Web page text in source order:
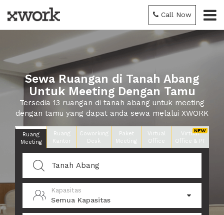
Call Now
Sewa Ruangan di Tanah Abang
Untuk Meeting Dengan Tamu
Tersedia 13 ruangan di tanah abang untuk meeting
dengan tamu yang dapat anda sewa melalui XWORK
Ruang
Meeting
Ruang
Kantor
Coworking
Desk
Paket
Meeting
Virtual
Office
Virtual
Office & PT
Kapasitas
Semua Kapasitas